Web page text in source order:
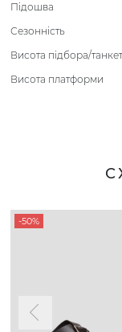
Підошва
Сезонність
Висота підбора/
Висота платформи
-50%